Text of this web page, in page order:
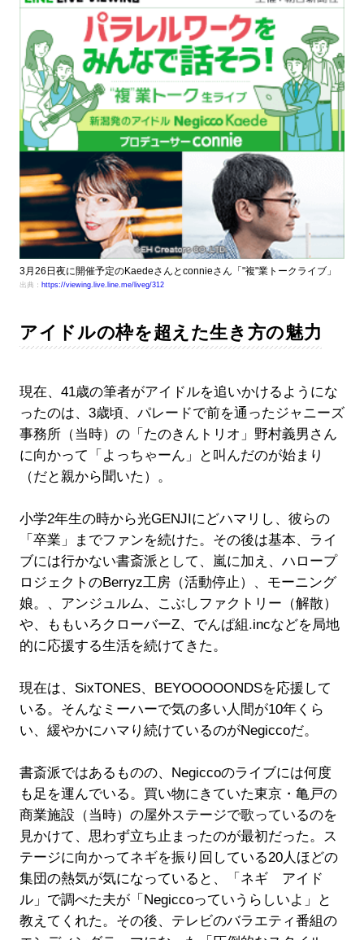
3月26日夜に開催予定のKaedeさんとconnieさん「"複"業トークライブ」
出典： https://viewing.live.line.me/liveg/312
アイドルの枠を超えた生き方の魅力
現在、41歳の筆者がアイドルを追いかけるようにな
ったのは、3歳頃、パレードで前を通ったジャニーズ
事務所（当時）の「たのきんトリオ」野村義男さん
に向かって「よっちゃーん」と叫んだのが始まり
（だと親から聞いた）。
小学2年生の時から光GENJIにどハマリし、彼らの
「卒業」までファンを続けた。その後は基本、ライ
ブには行かない書斎派として、嵐に加え、ハロープ
ロジェクトのBerryz工房（活動停止）、モーニング
娘。、アンジュルム、こぶしファクトリー（解散）
や、ももいろクローバーZ、でんぱ組.incなどを局地
的に応援する生活を続けてきた。
現在は、SixTONES、BEYOOOOONDSを応援して
いる。そんなミーハーで気の多い人間が10年くら
い、緩やかにハマり続けているのがNegiccoだ。
書斎派ではあるものの、Negiccoのライブには何度
も足を運んでいる。買い物にきていた東京・亀戸の
商業施設（当時）の屋外ステージで歌っているのを
見かけて、思わず立ち止まったのが最初だった。ス
テージに向かってネギを振り回している20人ほどの
集団の熱気が気になっていると、「ネギ アイド
ル」で調べた夫が「Negiccoっていうらしいよ」と
教えてくれた。その後、テレビのバラエティ番組の